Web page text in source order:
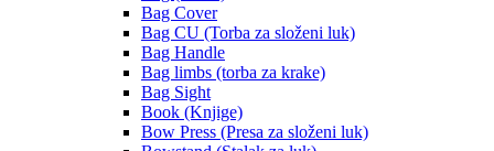
Bag Cover
Bag CU (Torba za složeni luk)
Bag Handle
Bag limbs (torba za krake)
Bag Sight
Book (Knjige)
Bow Press (Presa za složeni luk)